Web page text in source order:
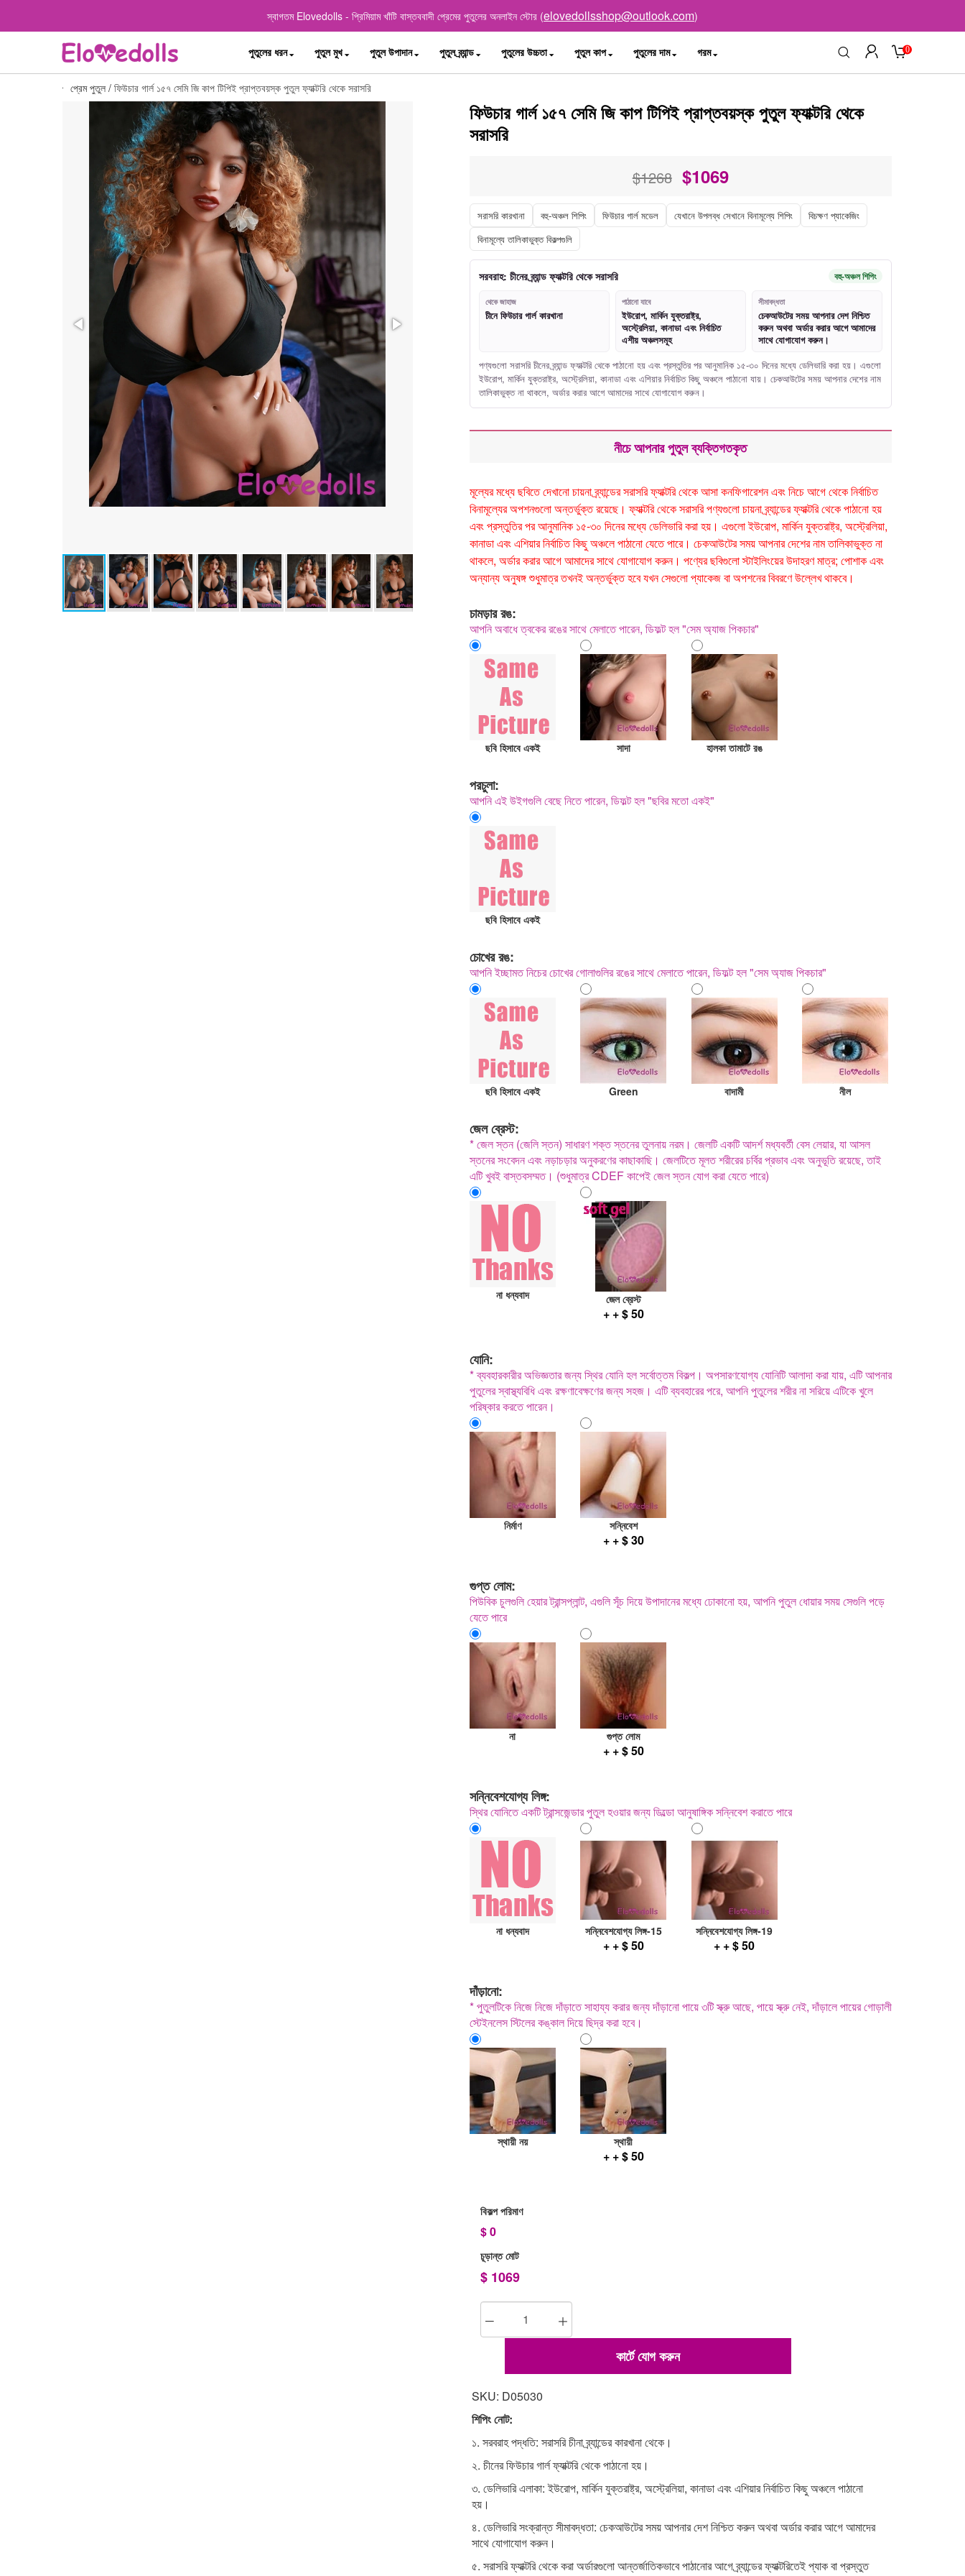
স্বাগতম Elovedolls - প্রিমিয়াম খাঁটি বাস্তববাদী প্রেমের পুতুলের অনলাইন স্টোর (elovedollsshop@outlook.com)
পুতুলের ধরন পুতুল মুখ পুতুল উপাদান পুতুল ব্র্যান্ড পুতুলের উচ্চতা পুতুল কাপ পুতুলের দাম গরম 0
প্রেম পুতুল / ফিউচার গার্ল ১৫৭ সেমি জি কাপ টিপিই প্রাপ্তবয়স্ক পুতুল ফ্যাক্টরি থেকে সরাসরি
ফিউচার গার্ল ১৫৭ সেমি জি কাপ টিপিই প্রাপ্তবয়স্ক পুতুল ফ্যাক্টরি থেকে
সরাসরি
$1268 $1069
সরাসরি কারখানা বহু-অঞ্চল শিপিং ফিউচার গার্ল মডেল যেখানে উপলব্ধ সেখানে বিনামূল্যে শিপিং
বিচক্ষণ প্যাকেজিং
বিনামূল্যে তালিকাভুক্ত বিকল্পগুলি
সরবরাহ: চীনের ব্র্যান্ড ফ্যাক্টরি থেকে সরাসরি বহু-অঞ্চল শিপিং
থেকে জাহাজ
চীনে ফিউচার গার্ল কারখানা
পাঠানো যাবে
ইউরোপ, মার্কিন যুক্তরাষ্ট্র,
অস্ট্রেলিয়া, কানাডা এবং নির্বাচিত
এশীয় অঞ্চলসমূহ
সীমাবদ্ধতা
চেকআউটের সময় আপনার দেশ নিশ্চিত
করুন অথবা অর্ডার করার আগে আমাদের
সাথে যোগাযোগ করুন।
পণ্যগুলো সরাসরি চীনের ব্র্যান্ড ফ্যাক্টরি থেকে পাঠানো হয় এবং প্রস্তুতির পর আনুমানিক ১৫-৩০ দিনের মধ্যে ডেলিভারি করা হয়। এগুলো
ইউরোপ, মার্কিন যুক্তরাষ্ট্র, অস্ট্রেলিয়া, কানাডা এবং এশিয়ার নির্বাচিত কিছু অঞ্চলে পাঠানো যায়। চেকআউটের সময় আপনার দেশের নাম
তালিকাভুক্ত না থাকলে, অর্ডার করার আগে আমাদের সাথে যোগাযোগ করুন।
নীচে আপনার পুতুল ব্যক্তিগতকৃত
মূল্যের মধ্যে ছবিতে দেখানো চায়না ব্র্যান্ডের সরাসরি ফ্যাক্টরি থেকে আসা কনফিগারেশন এবং নিচে আগে থেকে নির্বাচিত
বিনামূল্যের অপশনগুলো অন্তর্ভুক্ত রয়েছে। ফ্যাক্টরি থেকে সরাসরি পণ্যগুলো চায়না ব্র্যান্ডের ফ্যাক্টরি থেকে পাঠানো হয়
এবং প্রস্তুতির পর আনুমানিক ১৫-৩০ দিনের মধ্যে ডেলিভারি করা হয়। এগুলো ইউরোপ, মার্কিন যুক্তরাষ্ট্র, অস্ট্রেলিয়া,
কানাডা এবং এশিয়ার নির্বাচিত কিছু অঞ্চলে পাঠানো যেতে পারে। চেকআউটের সময় আপনার দেশের নাম তালিকাভুক্ত না
থাকলে, অর্ডার করার আগে আমাদের সাথে যোগাযোগ করুন। পণ্যের ছবিগুলো স্টাইলিংয়ের উদাহরণ মাত্র; পোশাক এবং
অন্যান্য অনুষঙ্গ শুধুমাত্র তখনই অন্তর্ভুক্ত হবে যখন সেগুলো প্যাকেজ বা অপশনের বিবরণে উল্লেখ থাকবে।
চামড়ার রঙ:
আপনি অবাধে ত্বকের রঙের সাথে মেলাতে পারেন, ডিফল্ট হল "সেম অ্যাজ পিকচার"
ছবি হিসাবে একই সাদা হালকা তামাটে রঙ
পরচুলা:
আপনি এই উইগগুলি বেছে নিতে পারেন, ডিফল্ট হল "ছবির মতো একই"
ছবি হিসাবে একই
চোখের রঙ:
আপনি ইচ্ছামত নিচের চোখের গোলাগুলির রঙের সাথে মেলাতে পারেন, ডিফল্ট হল "সেম অ্যাজ পিকচার"
ছবি হিসাবে একই Green বাদামী নীল
জেল ব্রেস্ট:
* জেল স্তন (জেলি স্তন) সাধারণ শক্ত স্তনের তুলনায় নরম। জেলটি একটি আদর্শ মধ্যবর্তী বেস লেয়ার, যা আসল
স্তনের সংবেদন এবং নড়াচড়ার অনুকরণের কাছাকাছি। জেলটিতে মূলত শরীরের চর্বির প্রভাব এবং অনুভূতি রয়েছে, তাই
এটি খুবই বাস্তবসম্মত। (শুধুমাত্র CDEF কাপেই জেল স্তন যোগ করা যেতে পারে)
না ধন্যবাদ জেল ব্রেস্ট
+ + $ 50
যোনি:
* ব্যবহারকারীর অভিজ্ঞতার জন্য স্থির যোনি হল সর্বোত্তম বিকল্প। অপসারণযোগ্য যোনিটি আলাদা করা যায়, এটি আপনার
পুতুলের স্বাস্থ্যবিধি এবং রক্ষণাবেক্ষণের জন্য সহজ। এটি ব্যবহারের পরে, আপনি পুতুলের শরীর না সরিয়ে এটিকে খুলে
পরিষ্কার করতে পারেন।
নির্মাণ সন্নিবেশ
+ + $ 30
গুপ্ত লোম:
পিউবিক চুলগুলি হেয়ার ট্রান্সপ্লান্ট, এগুলি সূঁচ দিয়ে উপাদানের মধ্যে ঢোকানো হয়, আপনি পুতুল ধোয়ার সময় সেগুলি পড়ে
যেতে পারে
না গুপ্ত লোম
+ + $ 50
সন্নিবেশযোগ্য লিঙ্গ:
স্থির যোনিতে একটি ট্রান্সজেন্ডার পুতুল হওয়ার জন্য ডিল্ডো আনুষাঙ্গিক সন্নিবেশ করাতে পারে
না ধন্যবাদ সন্নিবেশযোগ্য লিঙ্গ-15
+ + $ 50
সন্নিবেশযোগ্য লিঙ্গ-19
+ + $ 50
দাঁড়ানো:
* পুতুলটিকে নিজে নিজে দাঁড়াতে সাহায্য করার জন্য দাঁড়ানো পায়ে ৩টি স্ক্রু আছে, পায়ে স্ক্রু নেই, দাঁড়ালে পায়ের গোড়ালী
স্টেইনলেস স্টিলের কঙ্কাল দিয়ে ছিদ্র করা হবে।
স্থায়ী নয় স্থায়ী
+ + $ 50
বিকল্প পরিমাণ
$0
চূড়ান্ত মোট
$ 1069
কার্টে যোগ করুন
SKU: D05030
শিপিং নোট:
১. সরবরাহ পদ্ধতি: সরাসরি চীনা ব্র্যান্ডের কারখানা থেকে।
২. চীনের ফিউচার গার্ল ফ্যাক্টরি থেকে পাঠানো হয়।
৩. ডেলিভারি এলাকা: ইউরোপ, মার্কিন যুক্তরাষ্ট্র, অস্ট্রেলিয়া, কানাডা এবং এশিয়ার নির্বাচিত কিছু অঞ্চলে পাঠানো
হয়।
৪. ডেলিভারি সংক্রান্ত সীমাবদ্ধতা: চেকআউটের সময় আপনার দেশ নিশ্চিত করুন অথবা অর্ডার করার আগে আমাদের
সাথে যোগাযোগ করুন।
৫. সরাসরি ফ্যাক্টরি থেকে করা অর্ডারগুলো আন্তর্জাতিকভাবে পাঠানোর আগে ব্র্যান্ডের ফ্যাক্টরিতেই প্যাক বা প্রস্তুত